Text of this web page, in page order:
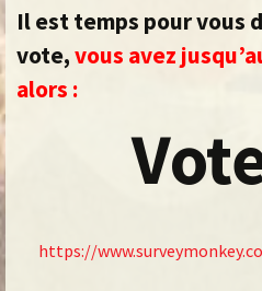
Il est temps pour vous
vote,vous avez
alors :
https://